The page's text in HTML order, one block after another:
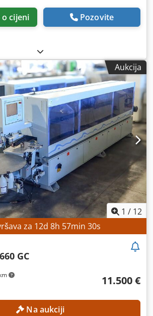
cijeni Pozovite
Aukcija
1 / 12
za 12d 8h 57min 28s
GC
11.500 €
Na aukciji